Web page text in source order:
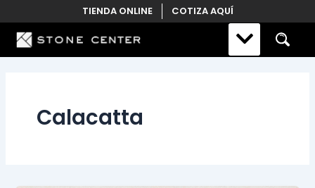
to
content
TIENDA ONLINE COTIZA AQUÍ
Calacatta